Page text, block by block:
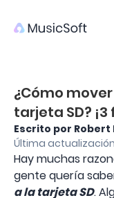
¿Cómo
tarjeta SD?
Escrito por Robert
Última
Hay muchas
gente quería
a la tarjeta SD.